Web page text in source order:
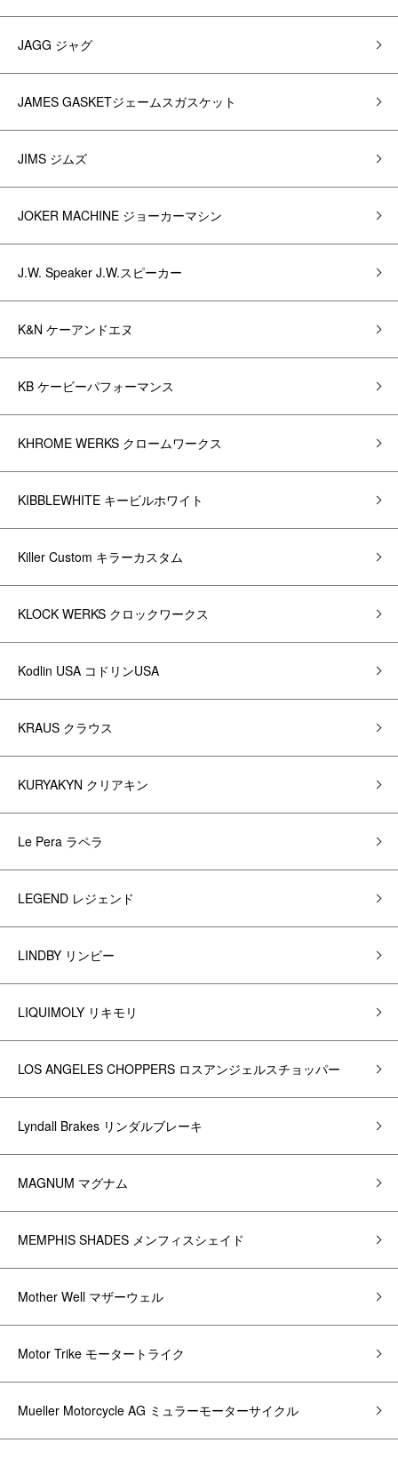
JAGG ジャグ
JAMES GASKETジェームスガスケット
JIMS ジムズ
JOKER MACHINE ジョーカーマシン
J.W. Speaker J.W.スピーカー
K&N ケーアンドエヌ
KB ケービーパフォーマンス
KHROME WERKS クロームワークス
KIBBLEWHITE キービルホワイト
Killer Custom キラーカスタム
KLOCK WERKS クロックワークス
Kodlin USA コドリンUSA
KRAUS クラウス
KURYAKYN クリアキン
Le Pera ラペラ
LEGEND レジェンド
LINDBY リンビー
LIQUIMOLY リキモリ
LOS ANGELES CHOPPERS ロスアンジェルスチョッパー
Lyndall Brakes リンダルブレーキ
MAGNUM マグナム
MEMPHIS SHADES メンフィスシェイド
Mother Well マザーウェル
Motor Trike モータートライク
Mueller Motorcycle AG ミュラーモーターサイクル